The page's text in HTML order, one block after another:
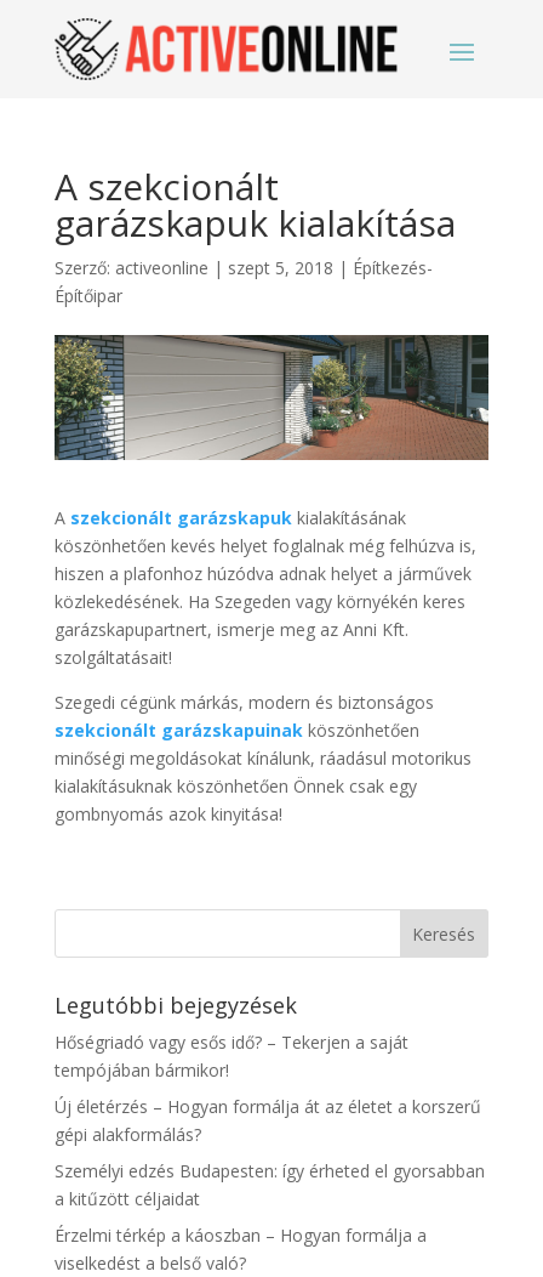
A szekcionált
garázskapuk kialakítása
Szerző: activeonline | szept 5, 2018 | Építkezés-
Építőipar
A szekcionált garázskapukkialakításának
köszönhetően kevés helyet foglalnak még felhúzva is,
hiszen a plafonhoz húzódva adnak helyet a járművek
közlekedésének. Ha Szegeden vagy környékén keres
garázskapupartnert, ismerje meg az Anni Kft.
szolgáltatásait!
Szegedi cégünk márkás, modern és biztonságos
szekcionált garázskapuinakköszönhetően
minőségi megoldásokat kínálunk, ráadásul motorikus
kialakításuknak köszönhetően Önnek csak egy
gombnyomás azok kinyitása!
Legutóbbi bejegyzések
Hőségriadó vagy esős idő? – Tekerjen a saját
tempójában bármikor!
Új életérzés – Hogyan formálja át az életet a korszerű
gépi alakformálás?
Személyi edzés Budapesten: így érheted el gyorsabban
a kitűzött céljaidat
Érzelmi térkép a káoszban – Hogyan formálja a
viselkedést a belső való?